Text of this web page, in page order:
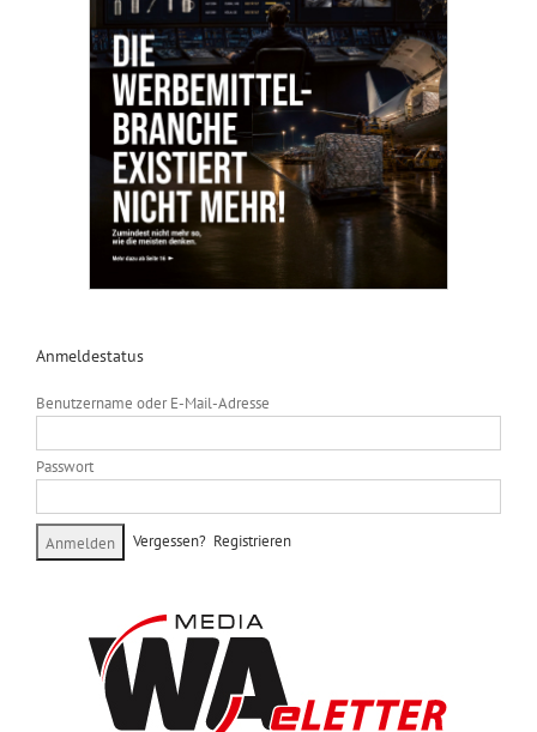
Anmeldestatus
Benutzername oder E-Mail-Adresse
Passwort
Vergessen? Registrieren